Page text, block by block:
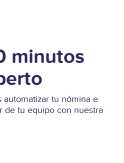
minutos
tu nómina e
de tu equipo con nuestra